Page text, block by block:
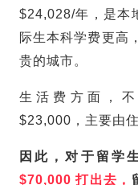
$24,028/年，是本
际生本科学费更高
贵的城市。
生活费方面，
$23,000，主要由
因此，对于留学
$70,000 打出去，